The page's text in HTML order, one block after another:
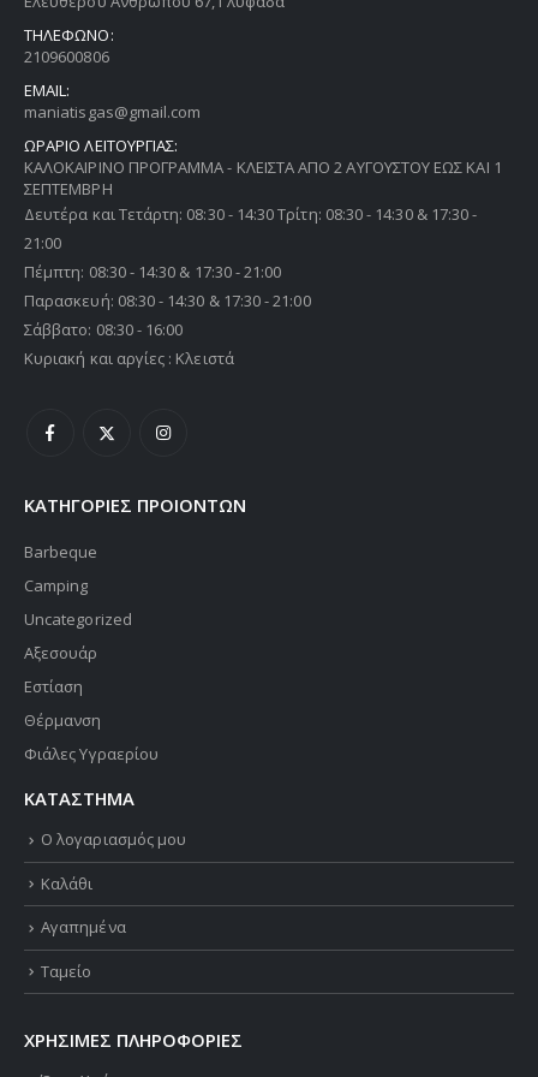
ΤΗΛΕΦΩΝΟ:
2109600806
EMAIL:
maniatisgas@gmail.com
ΩΡΑΡΙΟ ΛΕΙΤΟΥΡΓΙΑΣ:
ΚΑΛΟΚΑΙΡΙΝΟ ΠΡΟΓΡΑΜΜΑ - ΚΛΕΙΣΤΑ ΑΠΟ 2 ΑΥΓΟΥΣΤΟΥ ΕΩΣ ΚΑΙ 1
ΣΕΠΤΕΜΒΡΗ
Δευτέρα και Τετάρτη: 08:30 - 14:30 Τρίτη: 08:30 - 14:30 & 17:30 -
21:00
Πέμπτη: 08:30 - 14:30 & 17:30 - 21:00
Παρασκευή: 08:30 - 14:30 & 17:30 - 21:00
Σάββατο: 08:30 - 16:00
Κυριακή και αργίες : Κλειστά
ΚΑΤΗΓΟΡΙΕΣ ΠΡΟΙΟΝΤΩΝ
Barbeque
Camping
Uncategorized
Αξεσουάρ
Εστίαση
Θέρμανση
Φιάλες Υγραερίου
ΚΑΤΑΣΤΗΜΑ
Ο λογαριασμός μου
Καλάθι
Αγαπημένα
Ταμείο
ΧΡΗΣΙΜΕΣ ΠΛΗΡΟΦΟΡΙΕΣ